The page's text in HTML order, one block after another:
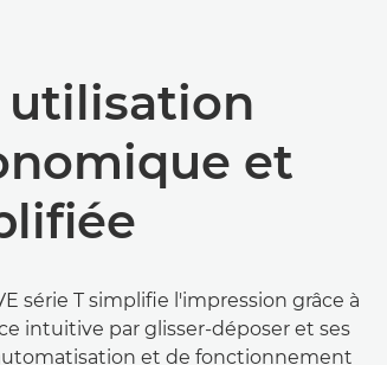
utilisation
et
série T simplifie l'impression grâce à
intuitive par glisser-déposer et ses
et de fonctionnement